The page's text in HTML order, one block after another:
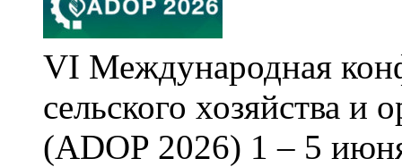
VI Международная
сельского хозяйства и
(ADOP 2026) 1 – 5